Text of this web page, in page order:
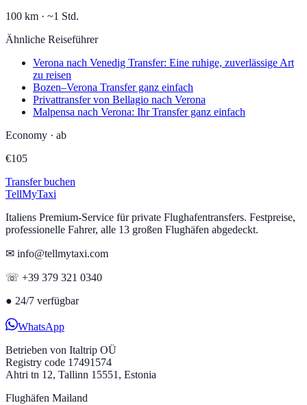
100 km · ~1 Std.
Ähnliche Reiseführer
Verona nach Venedig Transfer: Eine ruhige, zuverlässige Art
zu reisen
Bozen–Verona Transfer ganz einfach
Privattransfer von Bellagio nach Verona
Malpensa nach Verona: Ihr Transfer ganz einfach
Economy · ab
€105
Transfer buchen
TellMyTaxi
Italiens Premium-Service für private Flughafentransfers. Festpreise,
professionelle Fahrer, alle 13 großen Flughäfen abgedeckt.
✉ info@tellmytaxi.com
☏ +39 379 321 0340
● 24/7 verfügbar
WhatsApp
Betrieben von Italtrip OÜ
Registry code 17491574
Ahtri tn 12, Tallinn 15551, Estonia
Flughäfen Mailand